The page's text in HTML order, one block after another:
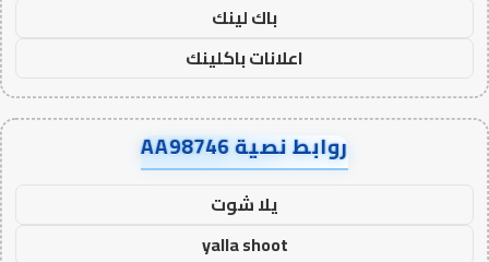
باك لينك
اعلانات باكلينك
روابط نصية AA98746
يلا شوت
yalla shoot